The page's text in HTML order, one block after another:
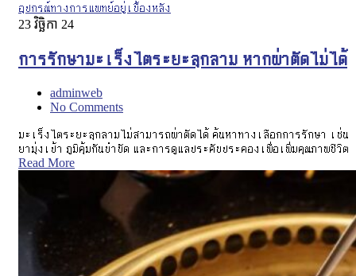
23 វិច្ឆិកា 24
การรักษามะเร็งไตระยะลุกลาม หากผ่าตัดไม่ได้
adminweb
No Comments
มะเร็งไตระยะลุกลามไม่สามารถผ่าตัดได้ ค้นหาทางเลือกการรักษา เช่น
ยามุ่งเป้า ภูมิคุ้มกันบำบัด และการดูแลประคับประคองเพื่อเพิ่มคุณภาพชีวิต
Read More